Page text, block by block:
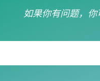
如果你有问题，你